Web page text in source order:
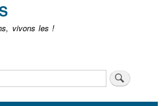
vivons les !